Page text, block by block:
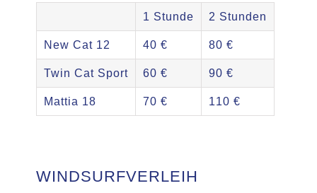
1 Stunde 2 Stunden
New Cat 12 40 € 80 €
Twin Cat Sport 60 € 90 €
Mattia 18 70 € 110 €
WINDSURFVERLEIH